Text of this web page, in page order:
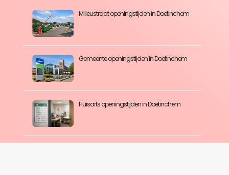
Milieustraat openingstijden in Doetinchem
Gemeente openingstijden in Doetinchem
Huisarts openingstijden in Doetinchem